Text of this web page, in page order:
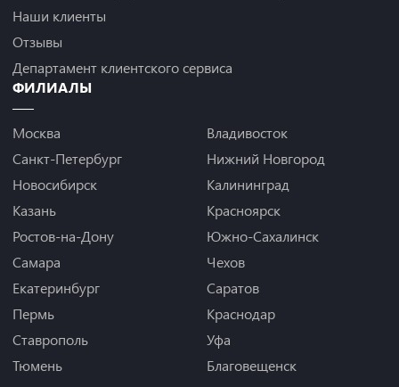
Наши клиенты
Отзывы
Департамент клиентского сервиса
ФИЛИАЛЫ
Москва
Санкт-Петербург
Новосибирск
Казань
Ростов-на-Дону
Самара
Екатеринбург
Пермь
Ставрополь
Тюмень
Владивосток
Нижний Новгород
Калининград
Красноярск
Южно-Сахалинск
Чехов
Саратов
Краснодар
Уфа
Благовещенск